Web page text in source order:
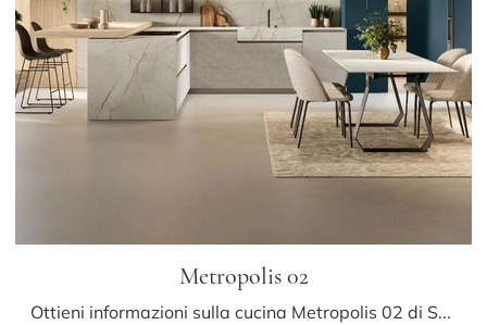
Metropolis 02
Ottieni informazioni sulla cucina Metropolis 02 di Stosa: questa soluzione in laminato sarà la scelta ideale per te!